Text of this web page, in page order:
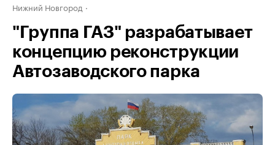
Нижний Новгород
"Группа ГАЗ" разрабатывает
концепцию реконструкции
Автозаводского парка